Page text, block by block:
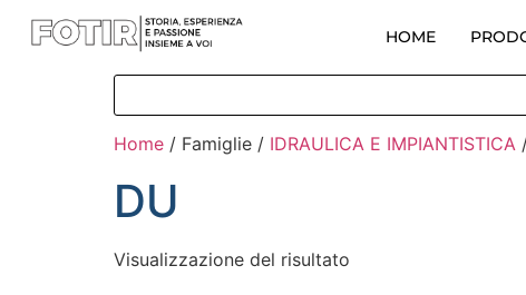
HOME
Home / Famiglie / IDRAULICA E IMPIANTISTICA
DU
Visualizzazione del risultato